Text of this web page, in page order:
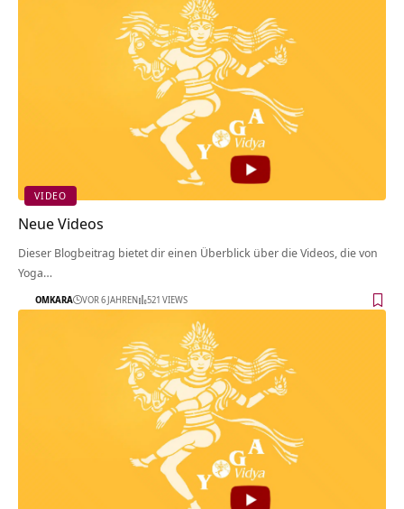
VIDEO
Neue Videos
Dieser Blogbeitrag bietet dir einen Überblick über die Videos, die von
Yoga…
OMKARA VOR 6 JAHREN 521 VIEWS